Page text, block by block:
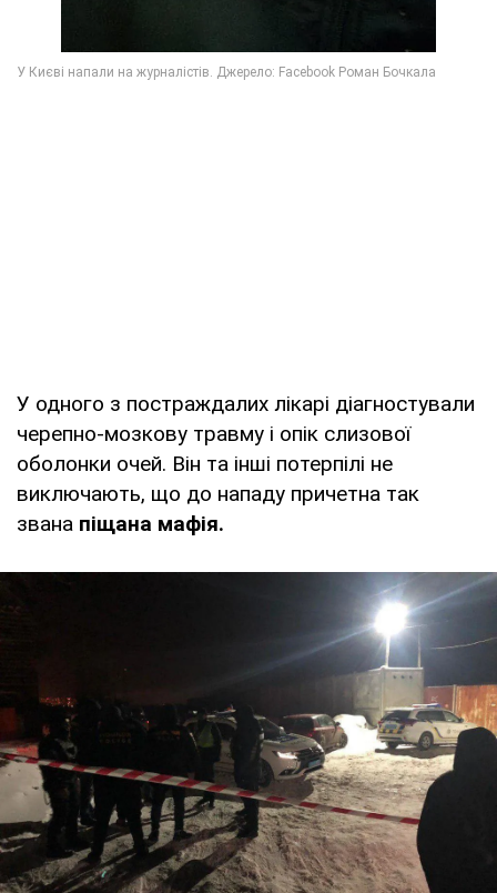
У одного з постраждалих лікарі діагностували
черепно-мозкову травму і опік слизової
оболонки очей. Він та інші потерпілі не
виключають, що до нападу причетна так
звана піщана мафія.